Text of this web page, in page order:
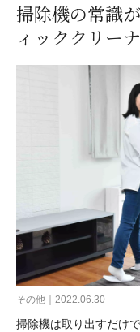
掃除機の常識
ィッククリー
その他｜2022.06.30
掃除機は取り出すだけ